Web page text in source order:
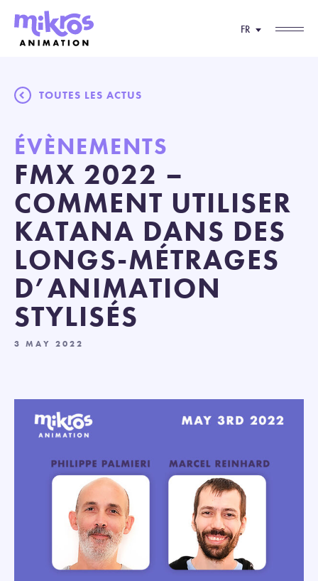
FR
TOUTES LES ACTUS
ÉVÈNEMENTS
FMX 2022 –
COMMENT UTILISER
KATANA DANS DES
LONGS-MÉTRAGES
D’ANIMATION
STYLISÉS
3 MAY 2022